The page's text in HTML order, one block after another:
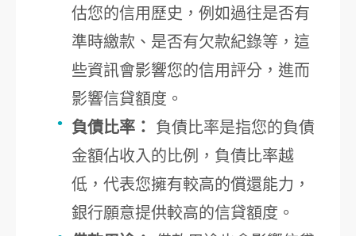
估您的信用歷史，例如過往是否有
準時繳款、是否有欠款紀錄等，這
些資訊會影響您的信用評分，進而
影響信貸額度。
負債比率：
負債比率是指您的負債
金額佔收入的比例，負債比率越
低，代表您擁有較高的償還能力，
銀行願意提供較高的信貸額度。